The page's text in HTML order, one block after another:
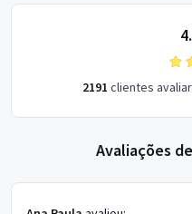
2191 clientes
Avaliações